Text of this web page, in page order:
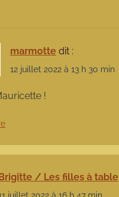
marmotte dit :
12 juillet 2022 à 13 h 30 min
!
/ Les filles à table